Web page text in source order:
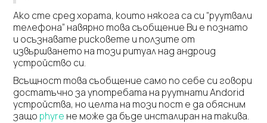
Ако сте сред хората, които някога са си “руутвали
телефона” навярно това съобщение Ви е познато
и осъзнавате рисковете и ползите от
извършването на този ритуал над андроид
устройство си.
Всъщност това съобщение само по себе си говори
достатъчно за употребата на руутнати Andorid
устройства, но целта на този пост е да обясним
защо phyre не може да бъде инсталиран на такива.